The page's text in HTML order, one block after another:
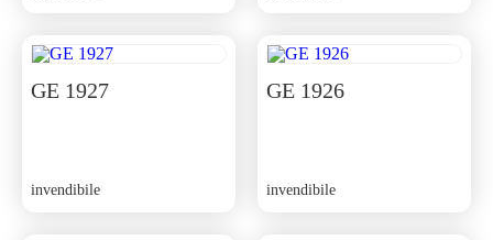
GE 1927
invendibile
GE 1926
invendibile